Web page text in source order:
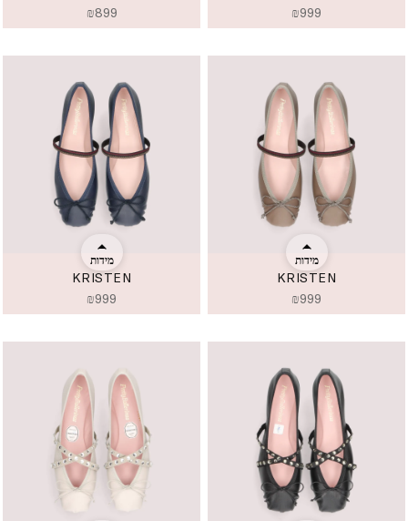
₪899
₪999
KRISTEN
₪999
מידות
KRISTEN
₪999
מידות